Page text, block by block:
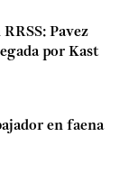
Pavez
por Kast
en faena